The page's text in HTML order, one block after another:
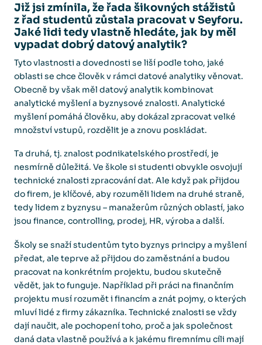
Již jsi zmínila, že řada šikovných stážistů
z řad studentů zůstala pracovat v Seyforu.
Jaké lidi tedy vlastně hledáte, jak by měl
vypadat dobrý datový analytik?
Tyto vlastnosti a dovednosti se liší podle toho, jaké
oblasti se chce člověk v rámci datové analytiky věnovat.
Obecně by však měl datový analytik kombinovat
analytické myšlení a byznysové znalosti. Analytické
myšlení pomáhá člověku, aby dokázal zpracovat velké
množství vstupů, rozdělit je a znovu poskládat.
Ta druhá, tj. znalost podnikatelského prostředí, je
nesmírně důležitá. Ve škole si studenti obvykle osvojují
technické znalosti zpracování dat. Ale když pak přijdou
do firem, je klíčové, aby rozuměli lidem na druhé straně,
tedy lidem z byznysu – manažerům různých oblastí, jako
jsou finance, controlling, prodej, HR, výroba a další.
Školy se snaží studentům tyto byznys principy a myšlení
předat, ale teprve až přijdou do zaměstnání a budou
pracovat na konkrétním projektu, budou skutečně
vědět, jak to funguje. Například při práci na finančním
projektu musí rozumět i financím a znát pojmy, o kterých
mluví lidé z firmy zákazníka. Technické znalosti se vždy
dají naučit, ale pochopení toho, proč a jak společnost
daná data vlastně používá a k jakému firemnímu cíli mají